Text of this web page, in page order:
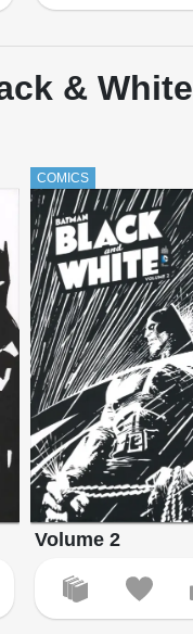
& White
COMICS
Volume 2